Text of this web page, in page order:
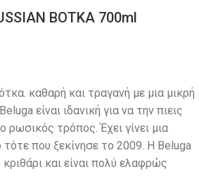
ΒΟΤΚΑ 700ml
καθαρή και τραγανή με μια μικρή
είναι ιδανική για να την πιεις
ρωσικός τρόπος. Έχει γίνει μια
τότε που ξεκίνησε το 2009. Η Beluga
και είναι πολύ ελαφρώς